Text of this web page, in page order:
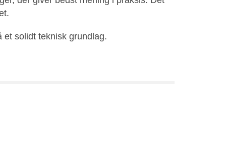
solidt teknisk grundlag.